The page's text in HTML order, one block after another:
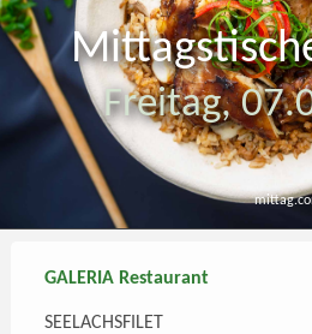
Freitag,
GALERIA Restaurant
SEELACHSFILET